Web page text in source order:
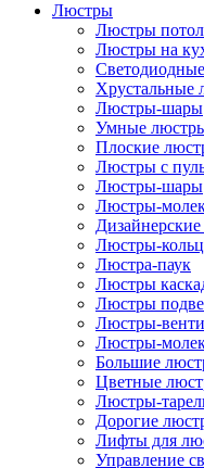
Люстры
Люстры
Люстры на
Хрустальные
Люстры-шары
Умные
Плоские
Люстры с
Люстры-шары
Люстры-
Люстры-
Люстра-паук
Люстры
Люстры
Люстры-
Люстры-
Большие
Цветные
Люстры-
Дорогие
Лифты для
Управление